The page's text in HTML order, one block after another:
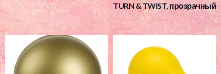
TURN & TWIST, прозрачный